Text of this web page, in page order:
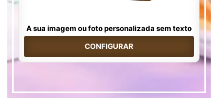
A sua imagem ou foto personalizada sem texto
CONFIGURAR